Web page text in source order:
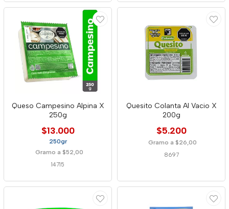
Queso Campesino Alpina X
250g
$13.000
250gr
Gramo a $52,00
14715
Quesito Colanta Al Vacio X
200g
$5.200
Gramo a $26,00
8697